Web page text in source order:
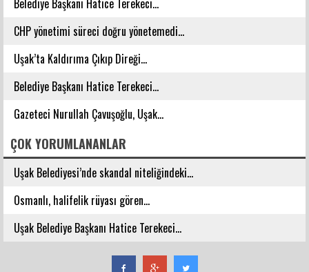
CHP yönetimi süreci doğru yönetemedi...
Uşak’ta Kaldırıma Çıkıp Direği...
Belediye Başkanı Hatice Terekeci...
Gazeteci Nurullah Çavuşoğlu, Uşak...
ÇOK YORUMLANANLAR
Uşak Belediyesi’nde skandal niteliğindeki...
Osmanlı, halifelik rüyası gören...
Uşak Belediye Başkanı Hatice Terekeci...